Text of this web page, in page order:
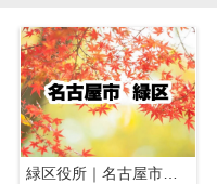
緑区役所｜名古屋市緑区